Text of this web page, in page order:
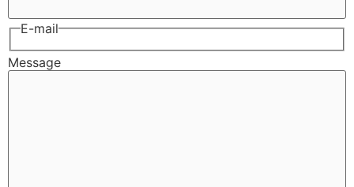
E-mail
Message